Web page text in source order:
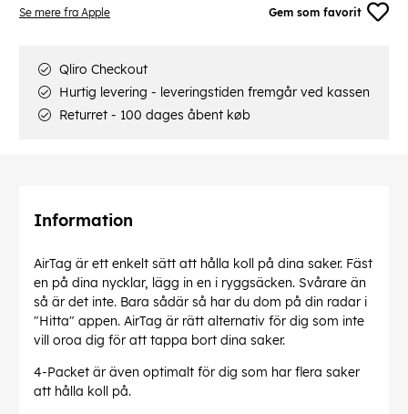
Se mere fra Apple Gem som favorit
Qliro Checkout
Hurtig levering - leveringstiden fremgår ved kassen
Returret - 100 dages åbent køb
Information
AirTag är ett enkelt sätt att hålla koll på dina saker. Fäst
en på dina nycklar, lägg in en i ryggsäcken. Svårare än
så är det inte. Bara sådär så har du dom på din radar i
"Hitta" appen. AirTag är rätt alternativ för dig som inte
vill oroa dig för att tappa bort dina saker.
4-Packet är även optimalt för dig som har flera saker
att hålla koll på.